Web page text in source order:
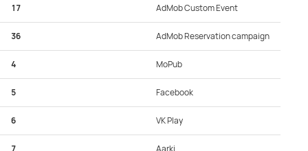
17 AdMob Custom Event
36 AdMob Reservation campaign
4 MoPub
5 Facebook
6 VK Play
7 Aarki